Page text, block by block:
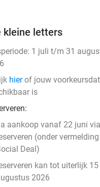
kleine letters
1 juli t/m 31
hierof jouw
is
aankoop vanaf 22 juni
(onder
Deal)
kan tot uiterlijk 15
2026